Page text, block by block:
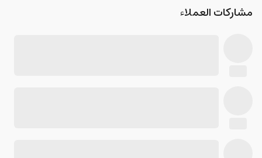
مشاركات العملاء